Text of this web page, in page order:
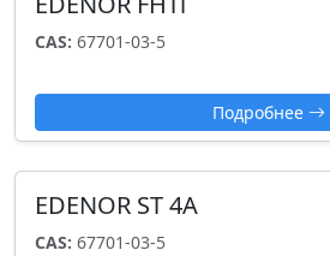
CAS: 67701-03-5
Подробнее
EDENOR ST 4A
CAS: 67701-03-5